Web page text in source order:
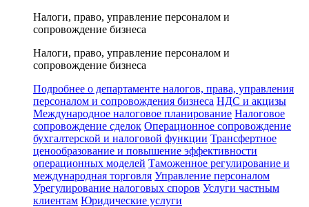
Налоги, право, управление персоналом и
сопровождение бизнеса
Налоги, право, управление персоналом и
сопровождение бизнеса
Подробнее о департаменте налогов, права, управления
персоналом и сопровождения бизнеса НДС и акцизы
Международное налоговое планирование Налоговое
сопровождение сделок Операционное сопровождение
бухгалтерской и налоговой функции Трансфертное
ценообразование и повышение эффективности
операционных моделей Таможенное регулирование и
международная торговля Управление персоналом
Урегулирование налоговых споров Услуги частным
клиентам Юридические услуги